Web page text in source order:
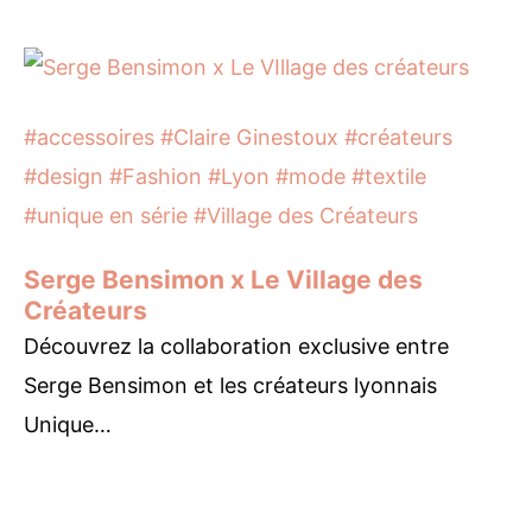
#accessoires #Claire Ginestoux #créateurs
#design #Fashion #Lyon #mode #textile
#unique en série #Village des Créateurs
Serge Bensimon x Le Village des
Créateurs
Découvrez la collaboration exclusive entre
Serge Bensimon et les créateurs lyonnais
Unique…